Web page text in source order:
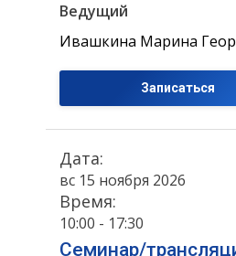
Ведущий
Ивашкина Марина
Записаться
Дата:
вс 15 ноября 2026
Время:
10:00 - 17:30
Семинар/